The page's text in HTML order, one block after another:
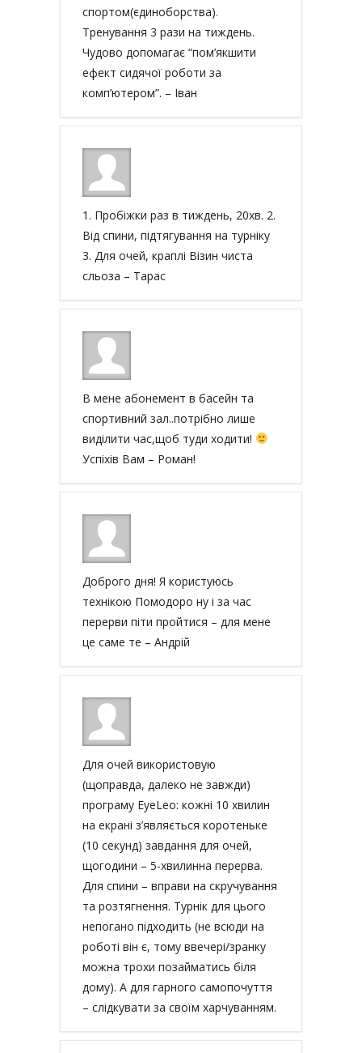
спортом(єдиноборства).
Тренування 3 рази на тиждень.
Чудово допомагає “пом’якшити
ефект сидячої роботи за
комп’ютером”. – Іван
1. Пробіжки раз в тиждень, 20хв. 2.
Від спини, підтягування на турніку
3. Для очей, краплі Візин чиста
сльоза – Тарас
В мене абонемент в басейн та
спортивний зал..потрібно лише
виділити час,щоб туди ходити!
Успіхів Вам – Роман!
Доброго дня! Я користуюсь
технікою Помодоро ну і за час
перерви піти пройтися – для мене
це саме те – Андрій
Для очей використовую
(щоправда, далеко не завжди)
програму EyeLeo: кожні 10 хвилин
на екрані з’являється коротеньке
(10 секунд) завдання для очей,
щогодини – 5-хвилинна перерва.
Для спини – вправи на скручування
та розтягнення. Турнік для цього
непогано підходить (не всюди на
роботі він є, тому ввечері/зранку
можна трохи позайматись біля
дому). А для гарного самопочуття
– слідкувати за своїм харчуванням.